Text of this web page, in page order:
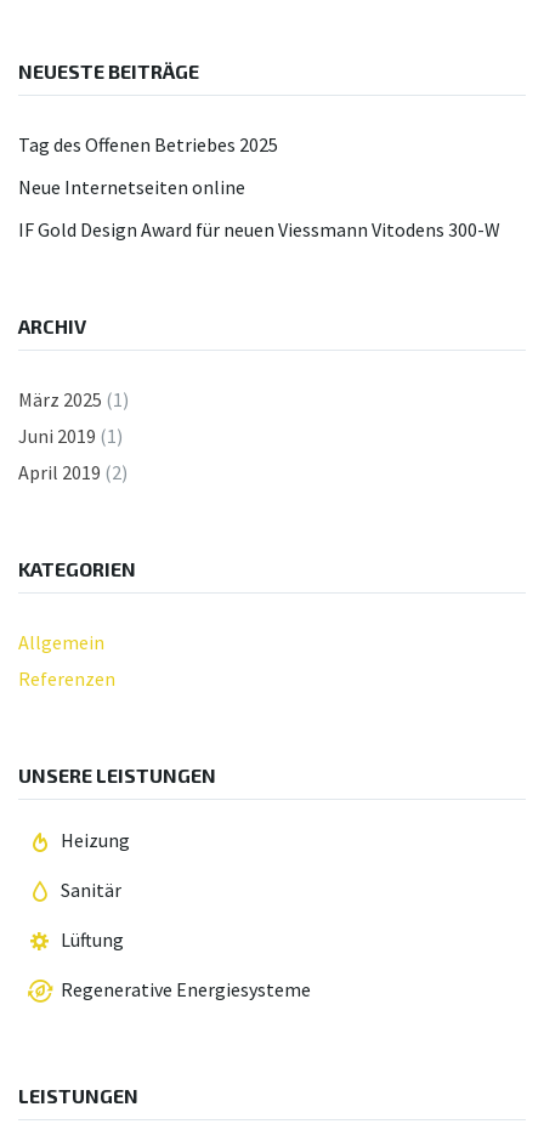
NEUESTE BEITRÄGE
Tag des Offenen Betriebes 2025
Neue Internetseiten online
IF Gold Design Award für neuen Viessmann Vitodens 300-W
ARCHIV
März 2025 (1)
Juni 2019 (1)
April 2019 (2)
KATEGORIEN
Allgemein
Referenzen
UNSERE LEISTUNGEN
Heizung
Sanitär
Lüftung
Regenerative Energiesysteme
LEISTUNGEN